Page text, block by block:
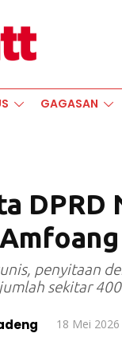
GAGASAN
DPRD
penyitaan
sekitar
18 Mei 2026